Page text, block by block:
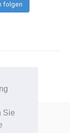
Sie
folgen